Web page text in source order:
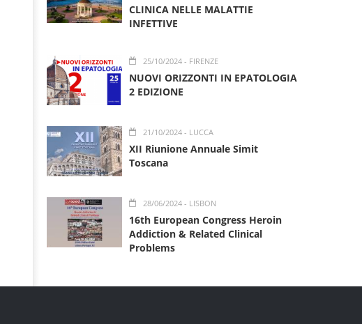
CLINICA NELLE MALATTIE
INFETTIVE
25/10/2024- FIRENZE
NUOVI ORIZZONTI IN EPATOLOGIA
2 EDIZIONE
21/10/2024- LUCCA
XII Riunione Annuale Simit
Toscana
28/06/2024- LISBON
16th European Congress Heroin
Addiction & Related Clinical
Problems